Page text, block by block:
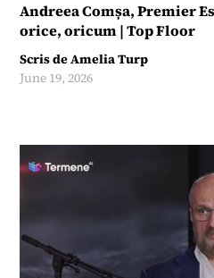
Andreea Comșa, Premier
orice, oricum | Top Floor
Scris deAmelia Turp
June 19, 2026